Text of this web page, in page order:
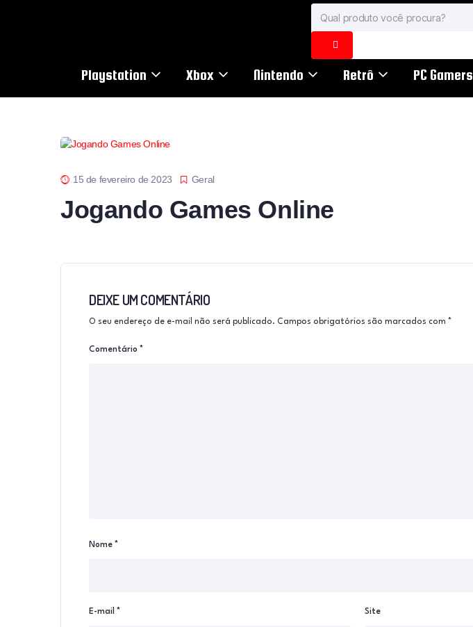
Playstation Xbox Nintendo Retrô PC Gamers
15 de fevereiro de 2023 Geral
Jogando Games Online
DEIXE UM COMENTÁRIO
O seu endereço de e-mail não será publicado. Campos obrigatórios são marcados com *
Comentário *
Nome *
E-mail * Site